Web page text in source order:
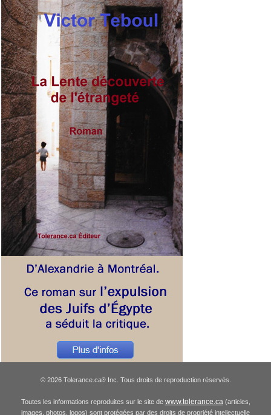
© 2026 Tolerance.ca®Inc. Tous droits de reproduction réservés.
Toutes les informations reproduites sur le site de www.tolerance.ca(articles,
images, photos, logos) sont protégées par des droits de propriété intellectuelle